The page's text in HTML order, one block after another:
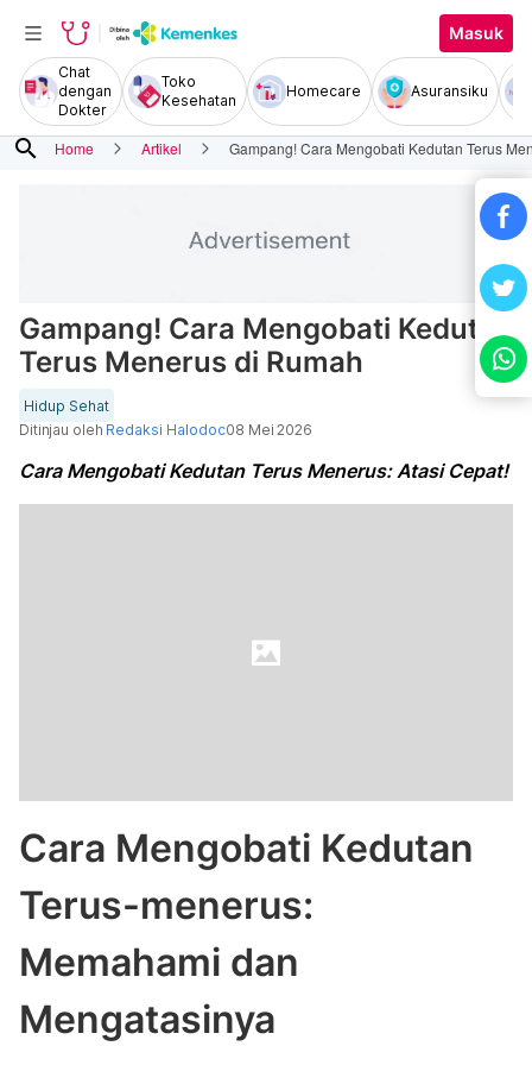
Masuk
Chat
dengan
Dokter
Toko
Kesehatan
Homecare Asuransiku
search Home Artikel Gampang! Cara Mengobati Kedutan Terus
Gampang! Cara Mengobati Kedutan
Terus Menerus di Rumah
Hidup Sehat
Ditinjau oleh Redaksi Halodoc08 Mei 2026
Cara Mengobati Kedutan Terus Menerus: Atasi Cepat!
Cara Mengobati Kedutan
Terus-menerus:
Memahami dan
Mengatasinya